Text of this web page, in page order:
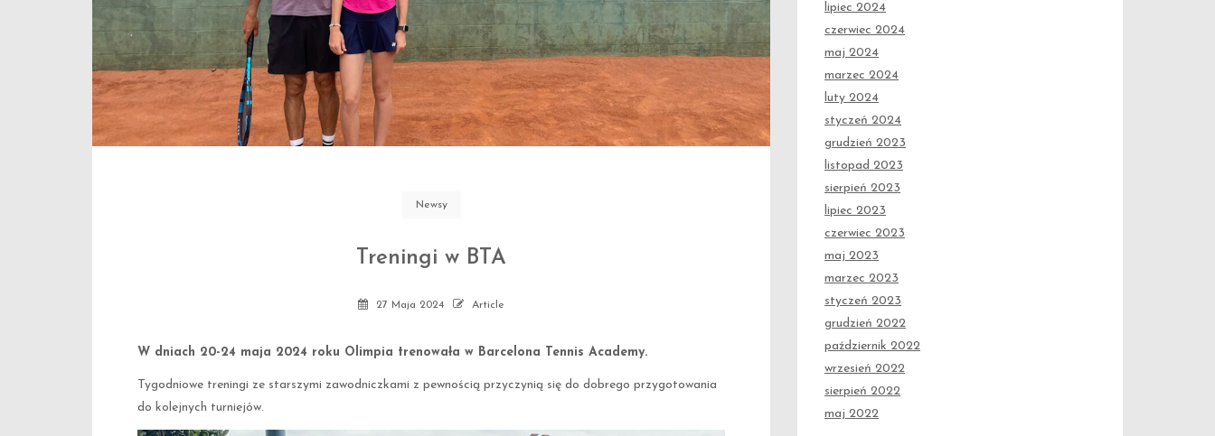
Newsy
Treningi w BTA
27 Maja 2024 Article
W dniach 20-24 maja 2024 roku Olimpia trenowała w Barcelona Tennis Academy.
Tygodniowe treningi ze starszymi zawodniczkami z pewnością przyczynią się do dobrego przygotowania
do kolejnych turniejów.
lipiec 2024
czerwiec 2024
maj 2024
marzec 2024
luty 2024
styczeń 2024
grudzień 2023
listopad 2023
sierpień 2023
lipiec 2023
czerwiec 2023
maj 2023
marzec 2023
styczeń 2023
grudzień 2022
październik 2022
wrzesień 2022
sierpień 2022
maj 2022